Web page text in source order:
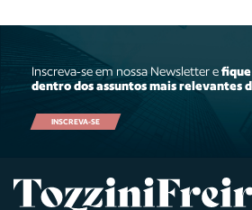
Inscreva-se em nossa Newsletter e
dentro dos assuntos mais relevantes
INSCREVA-SE